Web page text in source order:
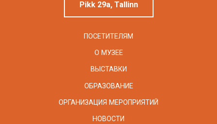
Pikk 29a, Tallinn
ПОСЕТИТЕЛЯМ
О МУЗЕЕ
ВЫСТАВКИ
ОБРАЗОВАНИЕ
ОРГАНИЗАЦИЯ МЕРОПРИЯТИЙ
НОВОСТИ